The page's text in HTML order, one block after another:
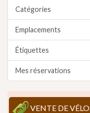
Catégories
Emplacements
Étiquettes
Mes réservations
VENTE DE